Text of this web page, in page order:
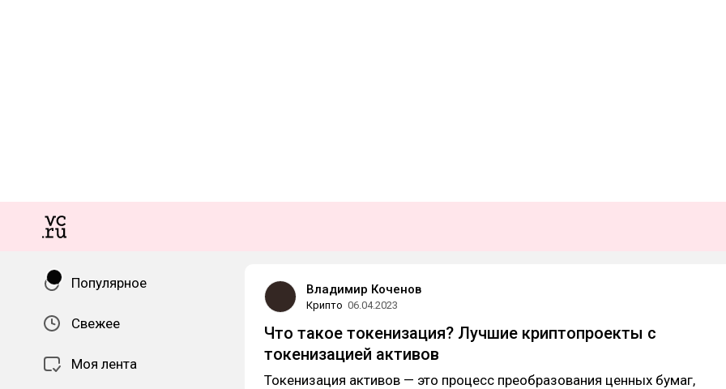
Популярное
Свежее
Моя лента
Владимир Коченов
Крипто 06.04.2023
Что такое токенизация? Лучшие криптопроекты с
токенизацией активов
Токенизация активов — это процесс преобразования ценных бумаг,